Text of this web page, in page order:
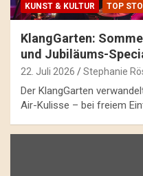
KUNST & KULTUR TOP
KlangGarten:
und Jubiläums-
22. Juli 2026 Stephanie
Der KlangGarten
Air-Kulisse – bei freiem